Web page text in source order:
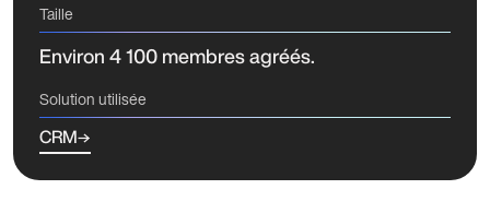
Taille
Environ 4 100 membres agréés.
Solution utilisée
CRM